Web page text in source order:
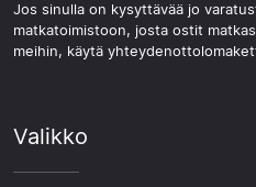
Jos sinulla on kysyttävää jo
matkatoimistoon, josta ostit
meihin, käytä
Valikko